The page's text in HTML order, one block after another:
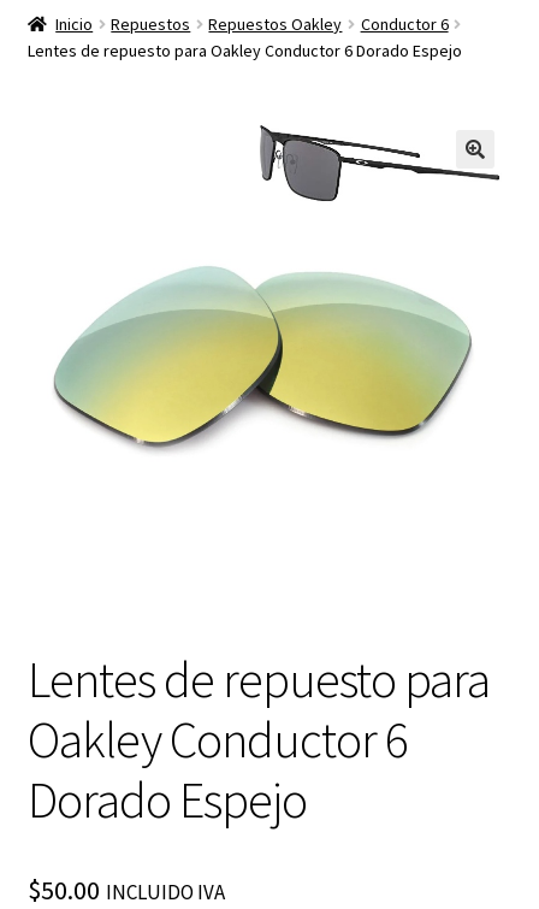
Inicio Repuestos Repuestos Oakley
Conductor 6
Lentes de repuesto para Oakley Conductor 6 Dorado Espejo
Lentes de repuesto para
Oakley Conductor 6
Dorado Espejo
$50.00 INCLUIDO IVA